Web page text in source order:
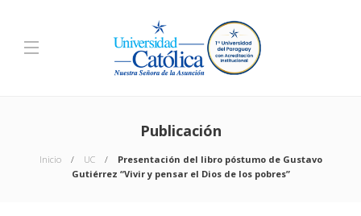
Publicación
Inicio UC
Presentación del libro póstumo de Gustavo
Gutiérrez “Vivir y pensar el Dios de los pobres”